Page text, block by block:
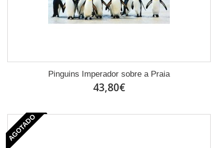
Pinguins Imperador sobre a Praia
43,80€
AGOTADO